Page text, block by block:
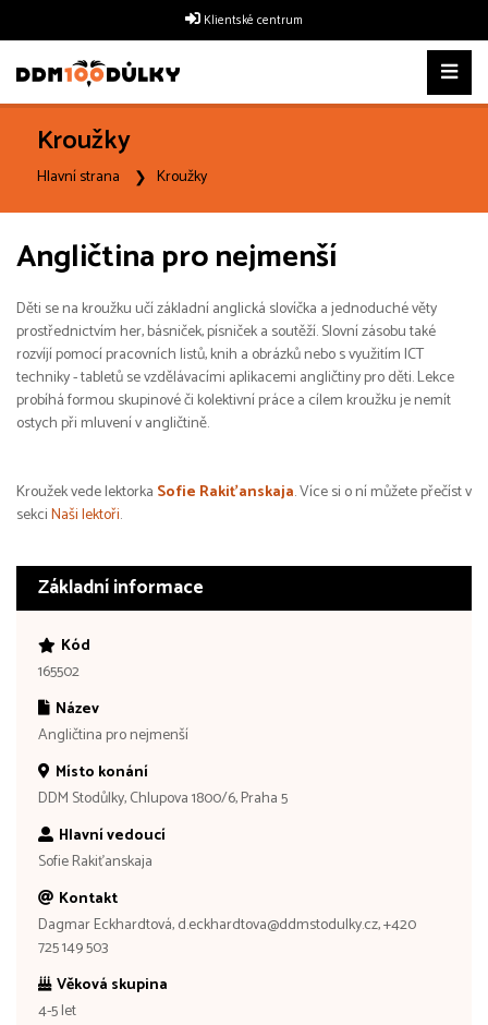
Klientské centrum
Kroužky
Hlavní strana Kroužky
Angličtina pro nejmenší
Děti se na kroužku učí základní anglická slovíčka a jednoduché věty
prostřednictvím her, básniček, písniček a soutěží. Slovní zásobu také
rozvíjí pomocí pracovních listů, knih a obrázků nebo s využitím ICT
techniky - tabletů se vzdělávacími aplikacemi angličtiny pro děti. Lekce
probíhá formou skupinové či kolektivní práce a cílem kroužku je nemít
ostych při mluvení v angličtině.
Kroužek vede lektorka Sofie Rakiťanskaja. Více si o ní můžete přečíst v
sekciNaši lektoři.
Základní informace
Kód
165502
Název
Angličtina pro nejmenší
Místo konání
DDM Stodůlky, Chlupova 1800/6, Praha 5
Hlavní vedoucí
Sofie Rakiťanskaja
Kontakt
Dagmar Eckhardtová, d.eckhardtova@ddmstodulky.cz, +420
725 149 503
Věková skupina
4-5 let